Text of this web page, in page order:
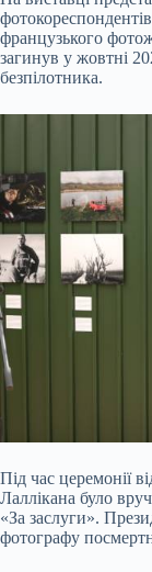
французького
загинув у жовтні
безпілотника.
Під час церемонії
Лаллікана було
«За заслуги».
фотографу